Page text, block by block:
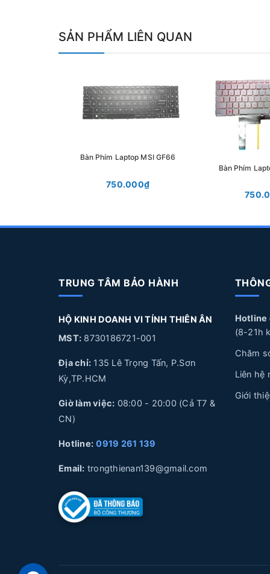
SẢN PHẨM LIÊN QUAN
Bàn Phím Laptop MSI GF66
750.000₫
Bàn Phím
TRUNG TÂM BẢO HÀNH
HỘ KINH DOANH VI TÍNH THIÊN ÂN
MST: 8730186721-001
Địa chỉ: 135 Lê Trọng Tấn, P.Sơn
Kỳ,TP.HCM
Giờ làm việc: 08:00 - 20:00 (Cả T7 &
CN)
Hotline: 0919 261 139
Email: trongthienan139@gmail.com
Hotline
(8-21h
Chăm
Liên hệ
Giới